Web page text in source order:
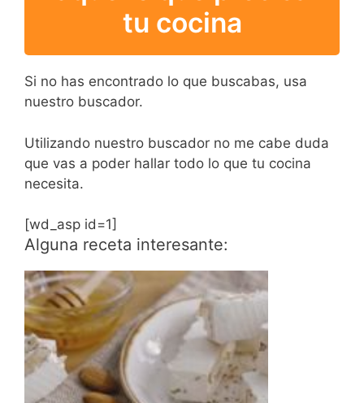
tu cocina
Si no has encontrado lo que buscabas, usa
nuestro buscador.
Utilizando nuestro buscador no me cabe duda
que vas a poder hallar todo lo que tu cocina
necesita.
[wd_asp id=1]
Alguna receta interesante: